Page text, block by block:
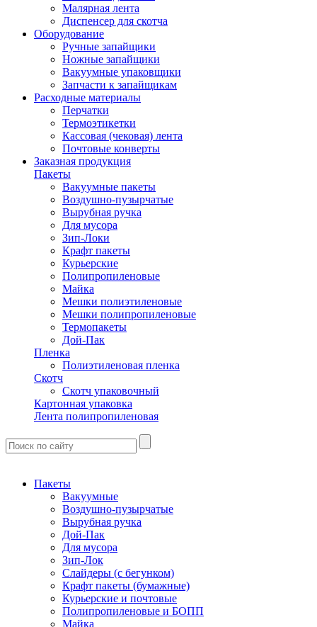
Малярная лента
Диспенсер для скотча
Оборудование
Ручные запайщики
Ножные запайщики
Вакуумные упаковщики
Запчасти к запайщикам
Расходные материалы
Перчатки
Термоэтикетки
Кассовая (чековая) лента
Почтовые конверты
Заказная продукция
Пакеты
Вакуумные пакеты
Воздушно-пузырчатые
Вырубная ручка
Для мусора
Зип-Локи
Крафт пакеты
Курьерские
Полипропиленовые
Майка
Мешки полиэтиленовые
Мешки полипропиленовые
Термопакеты
Дой-Пак
Пленка
Полиэтиленовая пленка
Скотч
Скотч упаковочный
Картонная упаковка
Лента полипропиленовая
Пакеты
Вакуумные
Воздушно-пузырчатые
Вырубная ручка
Дой-Пак
Для мусора
Зип-Лок
Слайдеры (с бегунком)
Крафт пакеты (бумажные)
Курьерские и почтовые
Полипропиленовые и БОПП
Майка